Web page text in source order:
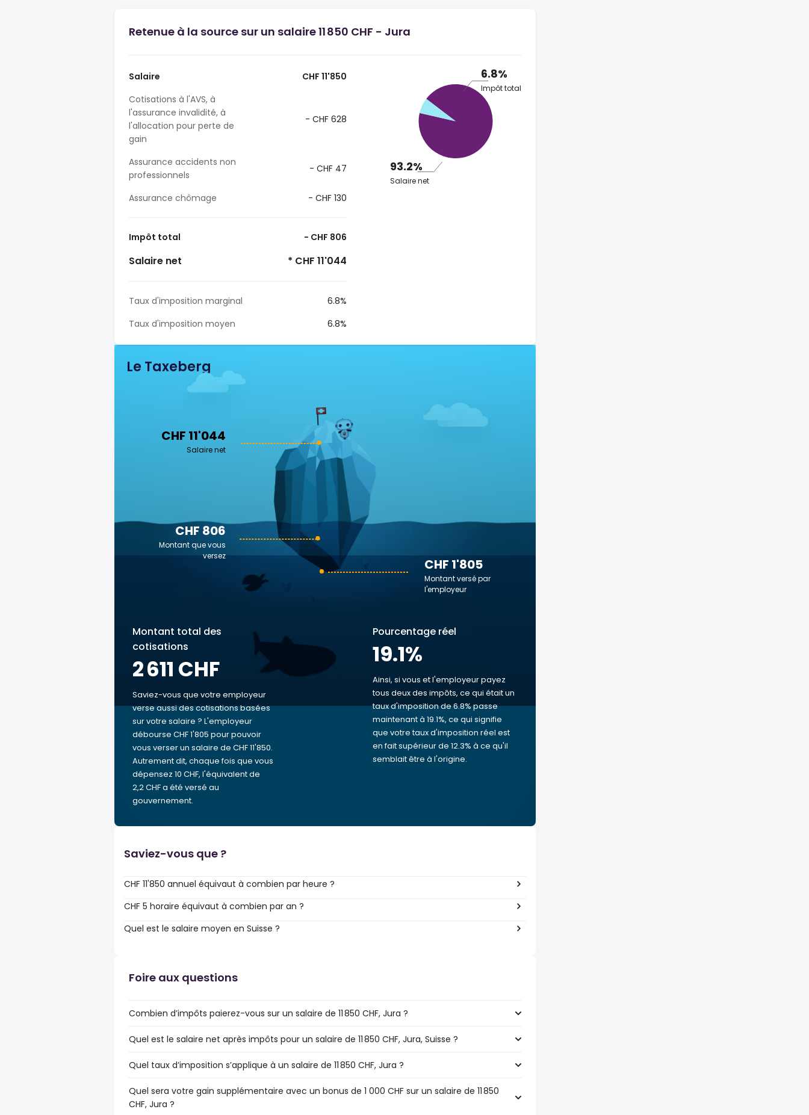
Retenue à la source sur un salaire 11 850 CHF - Jura
Salaire
CHF 11'850
Cotisations à l'AVS, à
l'assurance invalidité, à
l'allocation pour perte de
gain
- CHF 628
Assurance accidents non
professionnels
- CHF 47
Assurance chômage - CHF 130
Impôt total - CHF 806
Salaire net * CHF 11'044
Taux d'imposition marginal
6.8%
Taux d'imposition moyen
6.8%
6.8%
Impôt total
93.2%
Salaire net
Le Taxeberg
CHF 11'044
Salaire net
CHF 1'805
Montant versé par
l'employeur
CHF 806
Montant que vous
versez
Montant total des
cotisations
2 611 CHF
Saviez-vous que votre employeur
verse aussi des cotisations basées
sur votre salaire ? L'employeur
débourse CHF 1'805 pour pouvoir
vous verser un salaire de CHF 11'850.
Autrement dit, chaque fois que vous
dépensez 10 CHF, l'équivalent de
2,2 CHF a été versé au
gouvernement.
Pourcentage réel
19.1%
Ainsi, si vous et l'employeur payez
tous deux des impôts, ce qui était un
taux d'imposition de 6.8% passe
maintenant à 19.1%, ce qui signifie
que votre taux d'imposition réel est
en fait supérieur de 12.3% à ce qu'il
semblait être à l'origine.
Saviez-vous que ?
CHF 11'850 annuel équivaut à combien par heure ?
CHF 5 horaire équivaut à combien par an ?
Quel est le salaire moyen en Suisse ?
Foire aux questions
Combien d’impôts paierez-vous sur un salaire de 11 850 CHF, Jura ?
Quel est le salaire net après impôts pour un salaire de 11 850 CHF, Jura, Suisse ?
Quel taux d’imposition s’applique à un salaire de 11 850 CHF, Jura ?
Quel sera votre gain supplémentaire avec un bonus de 1 000 CHF sur un salaire de 11 850
CHF, Jura ?